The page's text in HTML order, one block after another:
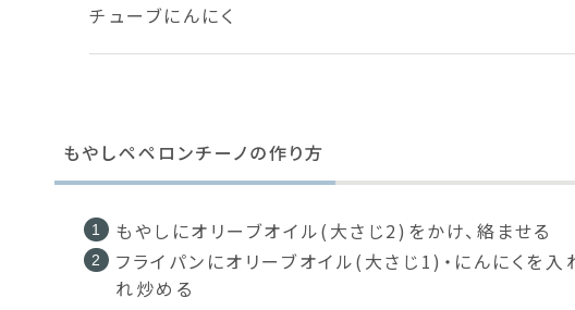
チューブにんにく
もやしペペロンチーノの作り方
もやしにオリーブオイル(大さじ2)をかけ、絡ませる
フライパンにオリーブオイル(大さじ1)・にんにくを
れ炒める